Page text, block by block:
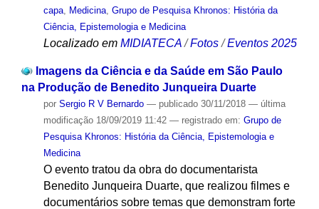
capa, Medicina, Grupo de Pesquisa Khronos: História da
Ciência, Epistemologia e Medicina
Localizado em MIDIATECA /Fotos /Eventos 2025
Imagens da Ciência e da Saúde em São Paulo
na Produção de Benedito Junqueira Duarte
por Sergio R V Bernardo — publicado30/11/2018 — última
modificação18/09/2019 11:42 — registrado em: Grupo de
Pesquisa Khronos: História da Ciência, Epistemologia e
Medicina
O evento tratou da obra do documentarista
Benedito Junqueira Duarte, que realizou filmes e
documentários sobre temas que demonstram forte